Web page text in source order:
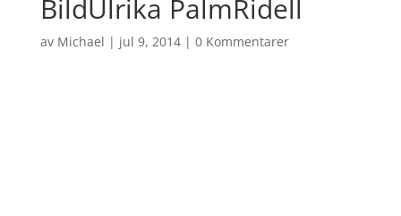
BildUlrika PalmRidell
av Michael | jul 9, 2014| 0 Kommentarer